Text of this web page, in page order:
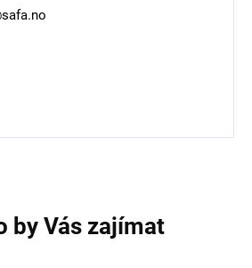
by Vás zajímat